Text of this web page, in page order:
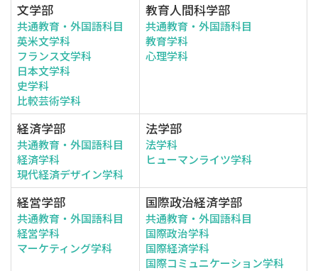
文学部
共通教育・外国語科目
英米文学科
フランス文学科
日本文学科
史学科
比較芸術学科
教育人間科学部
共通教育・外国語科目
教育学科
心理学科
経済学部
共通教育・外国語科目
経済学科
現代経済デザイン学科
法学部
法学科
ヒューマンライツ学科
経営学部
共通教育・外国語科目
経営学科
マーケティング学科
国際政治経済学部
共通教育・外国語科目
国際政治学科
国際経済学科
国際コミュニケーション学科